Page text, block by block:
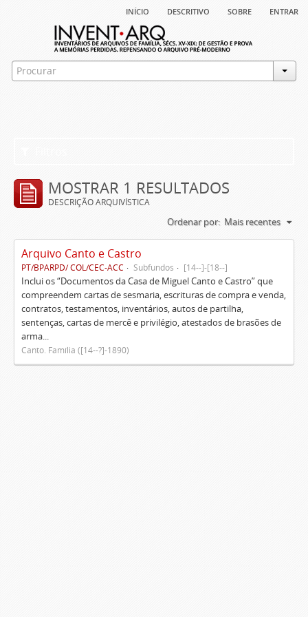
início descritivo sobre entrar
MOSTRAR 1 RESULTADOS
DESCRIÇÃO ARQUIVÍSTICA
Ordenar por: Mais recentes
Arquivo Canto e Castro
PT/BPARPD/ COL/CEC-ACC Subfundos [14--]-[18--]
Inclui os “Documentos da Casa de Miguel Canto e Castro” que
compreendem cartas de sesmaria, escrituras de compra e venda,
contratos, testamentos, inventários, autos de partilha,
sentenças, cartas de mercê e privilégio, atestados de brasões de
arma...
Canto. Família ([14--?]-1890)